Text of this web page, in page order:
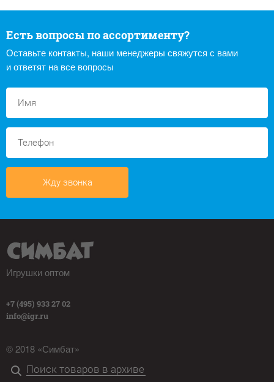
Есть вопросы по ассортименту?
Оставьте контакты, наши менеджеры свяжутся с вами
и ответят на все вопросы
Жду звонка
Игрушки оптом
+7 (495) 933 27 02
info@igr.ru
© 2018 «Симбат»